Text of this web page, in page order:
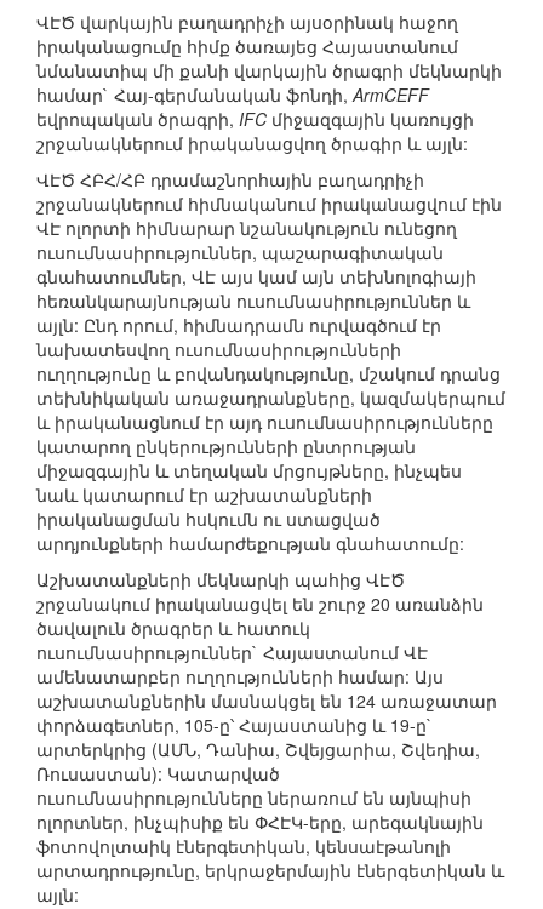
ՎԷԾ վարկային բաղադրիչի այսօրինակ հաջող
իրականացումը հիմք ծառայեց Հայաստանում
նմանատիպ մի քանի վարկային ծրագրի մեկնարկի
համար` Հայ-գերմանական ֆոնդի,ArmCEFF
եվրոպական ծրագրի, IFC միջազգային կառույցի
շրջանակներում իրականացվող ծրագիր և այլն:
ՎԷԾ ՀԲՀ/ՀԲ դրամաշնորհային բաղադրիչի
շրջանակներում հիմնականում իրականացվում էին
ՎԷ ոլորտի հիմնարար նշանակություն ունեցող
ուսումնասիրություններ, պաշարագիտական
գնահատումներ, ՎԷ այս կամ այն տեխնոլոգիայի
հեռանկարայնության ուսումնասիրություններ և
այլն: Ընդ որում, հիմնադրամն ուրվագծում էր
նախատեսվող ուսումնասիրությունների
ուղղությունը և բովանդակությունը, մշակում դրանց
տեխնիկական առաջադրանքները, կազմակերպում
և իրականացնում էր այդ ուսումնասիրությունները
կատարող ընկերությունների ընտրության
միջազգային և տեղական մրցույթները, ինչպես
նաև կատարում էր աշխատանքների
իրականացման հսկումն ու ստացված
արդյունքների համարժեքության գնահատումը:
Աշխատանքների մեկնարկի պահից ՎԷԾ
շրջանակում իրականացվել են շուրջ 20 առանձին
ծավալուն ծրագրեր և հատուկ
ուսումնասիրություններ` Հայաստանում ՎԷ
ամենատարբեր ուղղությունների համար: Այս
աշխատանքներին մասնակցել են 124 առաջատար
փորձագետներ, 105-ը՝ Հայաստանից և 19-ը`
արտերկրից (ԱՄՆ, Դանիա, Շվեյցարիա, Շվեդիա,
Ռուսաստան): Կատարված
ուսումնասիրությունները ներառում են այնպիսի
ոլորտներ, ինչպիսիք են ՓՀԷԿ-երը, արեգակնային
ֆոտովոլտաիկ էներգետիկան, կենսաէթանոլի
արտադրությունը, երկրաջերմային էներգետիկան և
այլն: